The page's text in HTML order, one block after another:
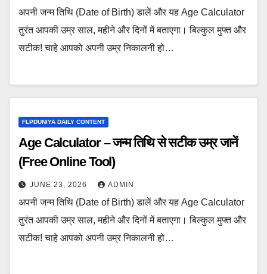
अपनी जन्म तिथि (Date of Birth) डालें और यह Age Calculator
तुरंत आपकी उम्र साल, महीने और दिनों में बताएगा। बिल्कुल मुफ्त और
सटीक! चाहे आपको अपनी उम्र निकालनी हो…
FLPDUNIYA DAILY CONTENT
Age Calculator – जन्म तिथि से सटीक उम्र जानें
(Free Online Tool)
JUNE 23, 2026 ADMIN
अपनी जन्म तिथि (Date of Birth) डालें और यह Age Calculator
तुरंत आपकी उम्र साल, महीने और दिनों में बताएगा। बिल्कुल मुफ्त और
सटीक! चाहे आपको अपनी उम्र निकालनी हो…